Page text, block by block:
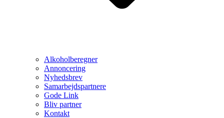
Alkoholberegner
Annoncering
Nyhedsbrev
Samarbejdspartnere
Gode Link
Bliv partner
Kontakt